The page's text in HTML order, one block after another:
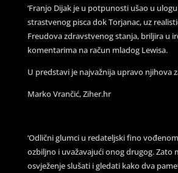
‘Franjo Dijak je u potpunosti ušao u
strastvenog pisca dok Torjanac, uz
Freudova zdravstvenog stanja, briljira u
komentarima na račun mladog Lewisa.
U predstavi je najvažnija upravo njihova
Marko Vrančić, Ziher.hr
‘Odlični glumci u redateljski fino
ozbiljno i uvažavajući onog drugog. Zato
osvježenje slušati i gledati kako dva